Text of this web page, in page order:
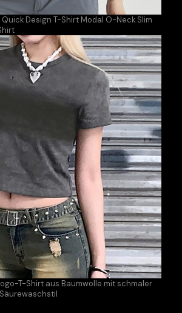
Design T-Shirt Modal O-Neck Slim
T-Shirt aus Baumwolle mit schmaler